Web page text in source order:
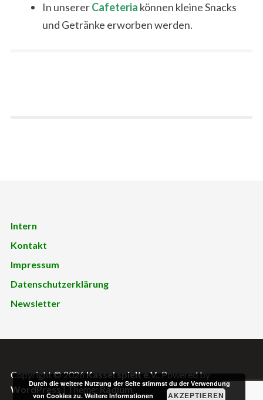
In unsererCafeteria können kleine Snacks
und Getränke erworben werden.
Intern
Kontakt
Impressum
Datenschutzerklärung
Newsletter
Copyright © 2026Kassel spielt e.V.. Powered by
WordPress |Theme:Radium.
Durch die weitere Nutzung der Seite stimmst du der Verwendung
von Cookies zu.Weitere Informationen AKZEPTIEREN